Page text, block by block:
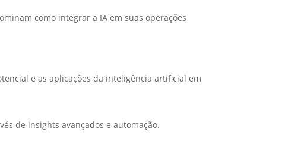
como integrar a IA em suas operações
e as aplicações da inteligência artificial em
de insights avançados e automação.